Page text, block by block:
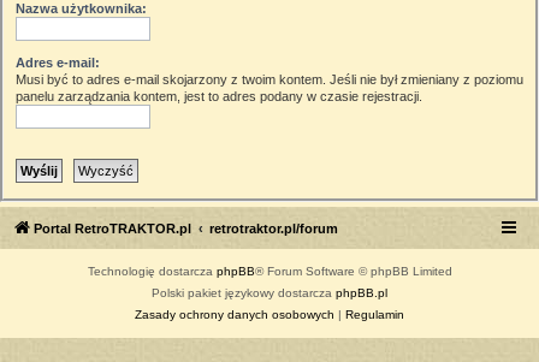
Nazwa użytkownika:
Adres e-mail:
Musi być to adres e-mail skojarzony z twoim kontem. Jeśli nie był zmieniany z poziomu
panelu zarządzania kontem, jest to adres podany w czasie rejestracji.
Portal RetroTRAKTOR.pl retrotraktor.pl/forum
Technologię dostarcza phpBB® Forum Software © phpBB Limited
Polski pakiet językowy dostarcza phpBB.pl
Zasady ochrony danych osobowych | Regulamin